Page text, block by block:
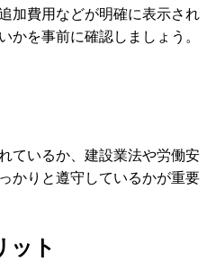
加費用などが明確に表示され
を事前に確認しましょう。
ているか、建設業法や労働安
かりと遵守しているかが重要
ット